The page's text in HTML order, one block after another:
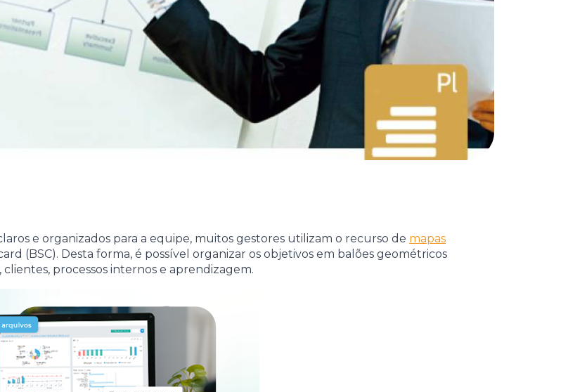
e organizados para a equipe, muitos gestores utilizam o recurso de mapas
(BSC). Desta forma, é possível organizar os objetivos em balões geométricos
processos internos e aprendizagem.